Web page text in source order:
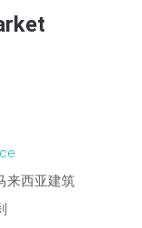
来西亚建筑